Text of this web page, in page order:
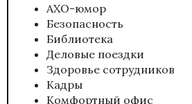
АХО-юмор
Безопасность
Библиотека
Деловые поездки
Здоровье сотрудников
Кадры
Комфортный офис